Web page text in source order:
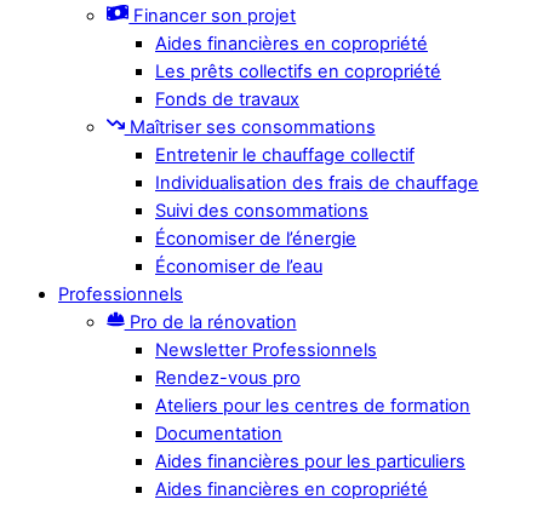
Financer son projet
Aides financières en copropriété
Les prêts collectifs en copropriété
Fonds de travaux
Maîtriser ses consommations
Entretenir le chauffage collectif
Individualisation des frais de chauffage
Suivi des consommations
Économiser de l’énergie
Économiser de l’eau
Professionnels
Pro de la rénovation
Newsletter Professionnels
Rendez-vous pro
Ateliers pour les centres de formation
Documentation
Aides financières pour les particuliers
Aides financières en copropriété